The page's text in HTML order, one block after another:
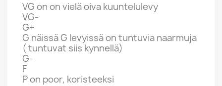
VG on on vielä oiva kuuntelulevy
VG-
G+
G näissä G levyissä on tuntuvia naarmuja
( tuntuvat siis kynnellä)
G-
F
P on poor, koristeeksi